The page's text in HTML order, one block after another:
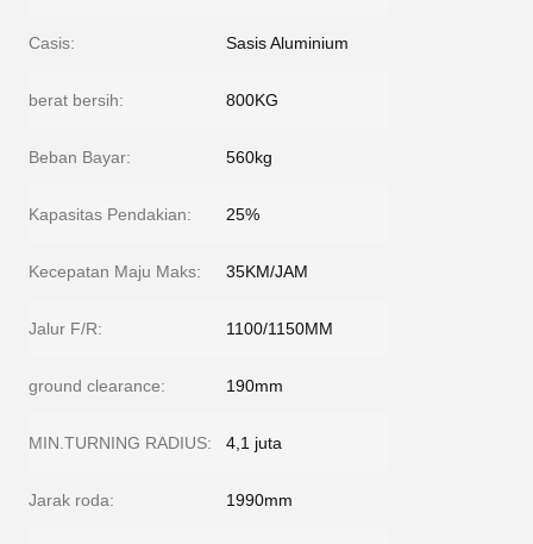
Casis: Sasis Aluminium
berat bersih: 800KG
Beban Bayar: 560kg
Kapasitas Pendakian: 25%
Kecepatan Maju Maks: 35KM/JAM
Jalur F/R: 1100/1150MM
ground clearance: 190mm
MIN.TURNING RADIUS: 4,1 juta
Jarak roda: 1990mm